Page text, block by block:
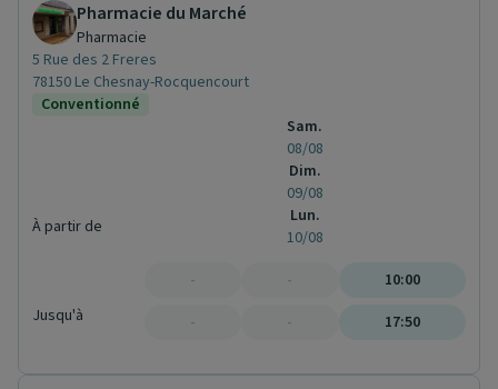
Pharmacie du Marché
Pharmacie
5 Rue des 2 Freres
78150 Le Chesnay-Rocquencourt
Conventionné
À partir de
Jusqu'à
Sam.
08/08
Dim.
09/08
Lun.
10/08
-
-
-
-
10:00
17:50